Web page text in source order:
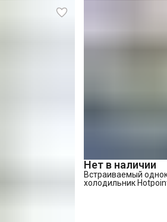
Нет в наличии
Встраиваемый
холодильник